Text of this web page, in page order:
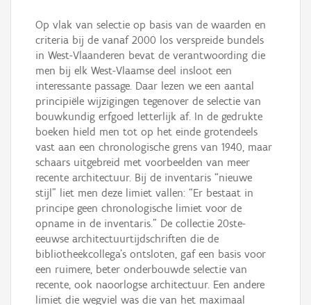
Op vlak van selectie op basis van de waarden en
criteria bij de vanaf 2000 los verspreide bundels
in West-Vlaanderen bevat de verantwoording die
men bij elk West-Vlaamse deel insloot een
interessante passage. Daar lezen we een aantal
principiële wijzigingen tegenover de selectie van
bouwkundig erfgoed letterlijk af. In de gedrukte
boeken hield men tot op het einde grotendeels
vast aan een chronologische grens van 1940, maar
schaars uitgebreid met voorbeelden van meer
recente architectuur. Bij de inventaris “nieuwe
stijl” liet men deze limiet vallen: “Er bestaat in
principe geen chronologische limiet voor de
opname in de inventaris.” De collectie 20ste-
eeuwse architectuurtijdschriften die de
bibliotheekcollega’s ontsloten, gaf een basis voor
een ruimere, beter onderbouwde selectie van
recente, ook naoorlogse architectuur. Een andere
limiet die wegviel was die van het maximaal